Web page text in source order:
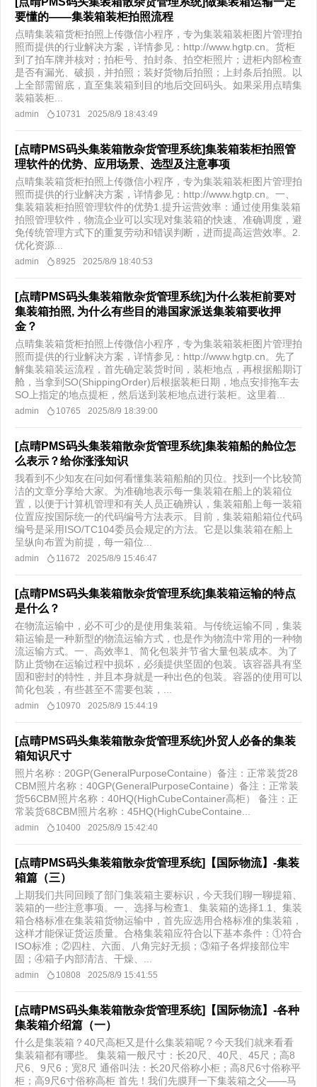
要懂的——集装箱装柜拍照流程
点晴集装箱货柜拍照上传微信小程序，专为集装箱装柜图片管理拍
照而提供的行业解决方案，详情参见：http://www.hgtp.cn。​​货柜
到了拍车牌并核对；拍柜号、拍封条、拍空柜照片；进柜内部检查
是否有漏光、破损，并拍照；装好货物后拍照；上封条后拍照。以
上全部需留底，直至集装箱到目的地后交回码头。如果采用点晴集
装箱装柜...
admin 10731 2025/8/9 18:43:49
[点晴PMS码头集装箱散杂货管理系统]集装箱装柜拍照管
理软件的优势、应用场景、选型及注意事项
点晴集装箱货柜拍照上传微信小程序，专为集装箱装柜图片管理拍
照而提供的行业解决方案，详情参见：http://www.hgtp.cn。一、
集装箱装柜拍照管理软件的优势1.提升运营效率：通过使用集装箱
拍照管理软件，物流企业可以实现对集装箱的快速、准确调度，避
免传统管理方式下的重复劳动和错误判断，进而提高运营效率。2.
优化资源...
admin 8925 2025/8/9 18:40:53
[点晴PMS码头集装箱散杂货管理系统]为什么装柜前要对
集装箱拍照, 为什么有些目的港国家派送集装箱要收押
金？
点晴集装箱货柜拍照上传微信小程序，专为集装箱装柜图片管理拍
照而提供的行业解决方案，详情参见：http://www.hgtp.cn。先了
解集装箱装运流程，首先确定装货时间，装柜地点，再根据船期订
舱，当拿到SO(ShippingOrder)后根据装柜日期，地点安排拖车去
SO上指定的地点提柜，然后送到装柜地点进行装柜。这里着...
admin 10765 2025/8/9 18:39:00
[点晴PMS码头集装箱散杂货管理系统]集装箱船的舱位怎
么表示？给你涨涨知识
我看到不少知友在问如何看懂集装箱船舶的贝位。找到一个比较简
洁的文章分享给大家。为准确地表示每一集装箱在船上的装箱位
置，以便于计算机管理和有关人员正确辨认，集装箱船上每一装箱
位置应按国际统一的代码编号方法表示。目前，集装箱船箱位代码
编号是采用ISO/TC104委员会规定的方法。它是以集装箱在船上
呈纵向布置为前提，每一箱位...
admin 11672 2025/8/9 15:46:47
[点晴PMS码头集装箱散杂货管理系统]集装箱运输的特点
是什么？
在物流运输中，必不可少的是使用集装箱。与传统运输不同，集装
箱运输是一种新型的物流运输方式，也是作为物流中常用的一种物
流运输方式。一、高效率1、简化包装并节省大量包装成本。为了
防止货物在运输过程中损坏，必须提供坚固的包装。该容器具有坚
固和密封的特性，并且本身就是一种出色的包装。容器的使用可以
简化包装，有些甚至不需要包装，...
admin 10970 2025/8/9 15:44:19
[点晴PMS码头集装箱散杂货管理系统]外贸人必备的集装
箱知识尺寸
照片名称：20GP(GeneralPurposeContaine）备注：正常装货28
CBM照片名称：40GP(GeneralPurposeContaine）备注：正常装
货56CBM照片名称：40HQ(HighCubeContainer高柜） 备注：正
常装货68CBM照片名称：45HQ(HighCubeContaine...
admin 10400 2025/8/9 15:42:40
[点晴PMS码头集装箱散杂货管理系统]【国际物流】-集装
箱篇（三）
上期我们共同回顾了部门集装箱主要标识，今天我们聊一聊提箱、
装箱的一些注意事项。一、选择与检查1、集装箱的选择1.1、集装
箱合格标准在集装箱货物运输中，首先应选用合格标准的集装箱，
这样才能保证货运质量。合格集装箱应符合以下基本条件：①符合
ISO标准；②四柱、六面、八角完好无损；③箱子各焊接部位牢
固；④箱子内部清洁、干燥、...
admin 10808 2025/8/9 15:41:55
[点晴PMS码头集装箱散杂货管理系统]【国际物流】-各种
集装箱介绍篇（一）
什么是集装箱？40尺高柜又是什么集装箱呢？今天我们就来看看
集装箱都有哪些。 集装箱一般尺寸：长20尺、40尺、45尺；高8
尺6、9尺6；宽8尺 通俗叫法：长20尺俗称小柜；高8尺6寸俗称平
柜；高9尺6寸俗称高柜 首先！我们先膜拜一下集装箱之父——马